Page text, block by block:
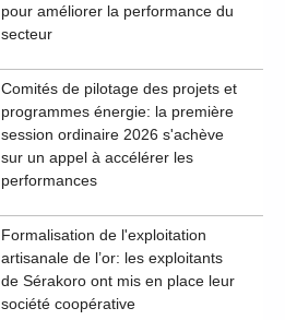
pour améliorer la performance du
secteur
Comités de pilotage des projets et
programmes énergie: la première
session ordinaire 2026 s'achève
sur un appel à accélérer les
performances
Formalisation de l'exploitation
artisanale de l’or: les exploitants
de Sérakoro ont mis en place leur
société coopérative